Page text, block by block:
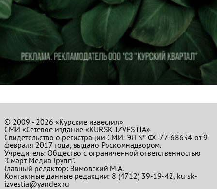
© 2009 - 2026 «Курские известия»
СМИ «Сетевое издание «KURSK-IZVESTIA»
Свидетельство о регистрации СМИ: ЭЛ № ФС 77-68634 от 9
февраля 2017 года, выдано Роскомнадзором.
Учредитель: Общество с ограниченной ответственностью
"Смарт Медиа Групп".
Главный редактор:Зимовский М.А.
Контактные данные редакции: 8 (4712) 39-19-42, kursk-
izvestia@yandex.ru